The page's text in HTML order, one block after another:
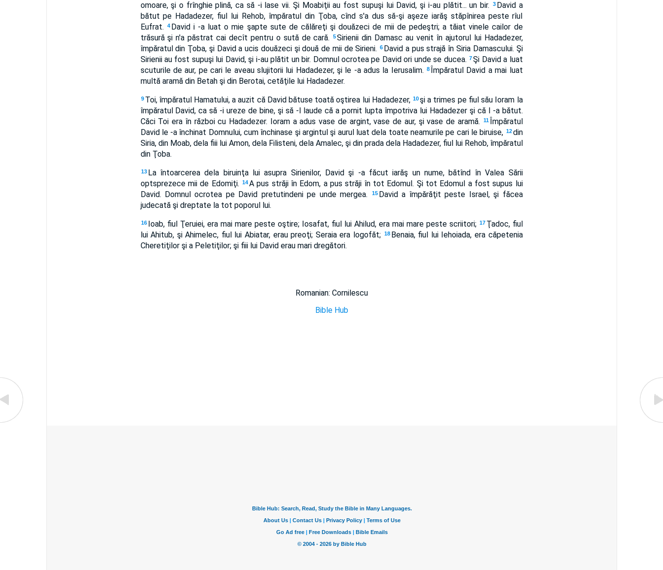
omoare, şi o frînghie plină, ca să -i lase vii. Şi Moabiţii au fost supuşi lui David, şi i-au plătit... un bir.
3 David a
bătut pe Hadadezer, fiul lui Rehob, împăratul din Ţoba, cînd s'a dus să-şi aşeze iarăş stăpînirea peste rîul
Eufrat.
4 David i -a luat o mie şapte sute de călăreţi şi douăzeci de mii de pedeştri; a tăiat vinele cailor de
trăsură şi n'a păstrat cai decît pentru o sută de cară.
5Sirienii din Damasc au venit în ajutorul lui Hadadezer,
împăratul din Ţoba, şi David a ucis douăzeci şi două de mii de Sirieni. 6 David a pus strajă în Siria Damascului. Şi
Sirienii au fost supuşi lui David, şi i-au plătit un bir. Domnul ocrotea pe David ori unde se ducea. 7Şi David a luat
scuturile de aur, pe cari le aveau slujitorii lui Hadadezer, şi le -a adus la Ierusalim. 8 Împăratul David a mai luat
multă aramă din Betah şi din Berotai, cetăţile lui Hadadezer.
9 Toi, împăratul Hamatului, a auzit că David bătuse toată oştirea lui Hadadezer, 10şi a trimes pe fiul său Ioram la
împăratul David, ca să -i ureze de bine, şi să -l laude că a pornit lupta împotriva lui Hadadezer şi că l -a bătut.
Căci Toi era în război cu Hadadezer. Ioram a adus vase de argint, vase de aur, şi vase de aramă.
11 Împăratul
David le -a închinat Domnului, cum închinase şi argintul şi aurul luat dela toate neamurile pe cari le biruise, 12 din
Siria, din Moab, dela fiii lui Amon, dela Filisteni, dela Amalec, şi din prada dela Hadadezer, fiul lui Rehob, împăratul
din Ţoba.
13 La întoarcerea dela biruinţa lui asupra Sirienilor, David şi -a făcut iarăş un nume, bătînd în Valea Sării
optsprezece mii de Edomiţi. 14A pus străji în Edom, a pus străji în tot Edomul. Şi tot Edomul a fost supus lui
David. Domnul ocrotea pe David pretutindeni pe unde mergea.
15 David a împărăţit peste Israel, şi făcea
judecată şi dreptate la tot poporul lui.
16 Ioab, fiul Ţeruiei, era mai mare peste oştire; Iosafat, fiul lui Ahilud, era mai mare peste scriitori; 17 Ţadoc, fiul
lui Ahitub, şi Ahimelec, fiul lui Abiatar, erau preoţi; Seraia era logofăt; 18 Benaia, fiul lui Iehoiada, era căpetenia
Cheretiţilor şi a Peletiţilor; şi fiii lui David erau mari dregători.
Romanian: Cornilescu
Bible Hub